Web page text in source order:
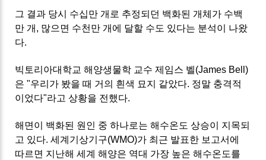
그 결과 당시 수십만 개로 추정되던 백화된 개체가 수백
만 개, 많으면 수천만 개에 달할 수도 있다는 분석이 나왔
다.
빅토리아대학교 해양생물학 교수 제임스 벨(James Bell)
은 "우리가 봤을 때 거의 흰색 묘지 같았다. 정말 충격적
이었다"라고 상황을 전했다.
해면이 백화된 원인 중 하나로는 해수온도 상승이 지목되
고 있다. 세계기상기구(WMO)가 최근 발표한 보고서에
따르면 지난해 세계 해양은 역대 가장 높은 해수온도를